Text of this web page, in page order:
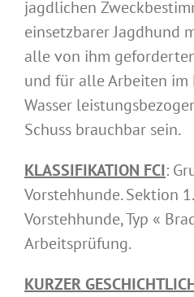
jagdlichen
einsetzbarer Jagdhund
alle von ihm
und für alle Arbeiten im
Wasser
Schuss brauchbar sein.
KLASSIFIKATION FCI:
Vorstehhunde. Sektion
Vorstehhunde, Typ «
Arbeitsprüfung.
KURZER